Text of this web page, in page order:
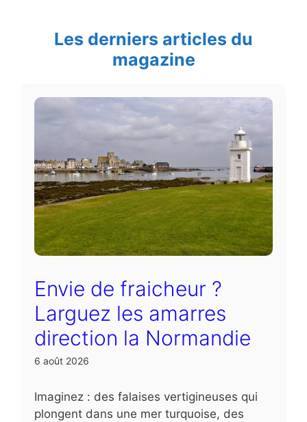
Les derniers articles du
magazine
Envie de fraicheur ?
Larguez les amarres
direction la Normandie
6 août 2026
Imaginez : des falaises vertigineuses qui
plongent dans une mer turquoise, des